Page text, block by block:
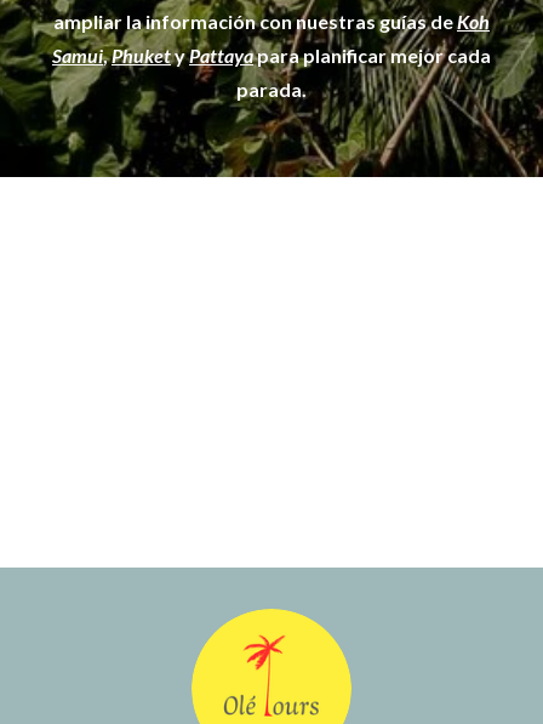
ampliar la información con nuestras guías deKoh
Samui,PhuketyPattayapara planificar mejor cada
parada.